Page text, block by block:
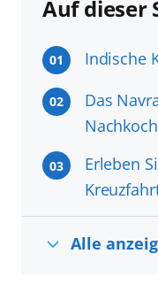
Auf dieser
01 Indische
02
Das
03
Erleben
Alle